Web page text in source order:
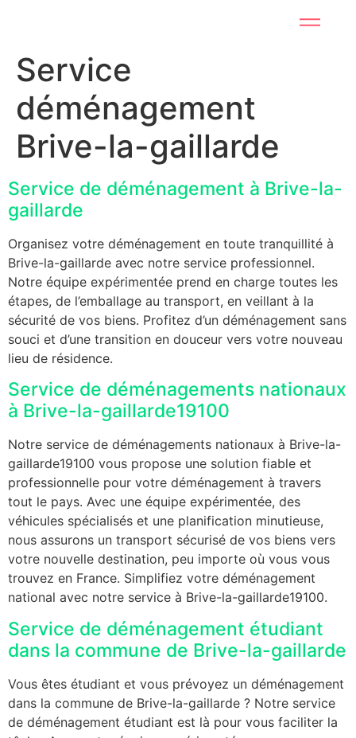
Service
déménagement
Brive-la-gaillarde
Service de déménagement à Brive-la-
gaillarde
Organisez votre déménagement en toute tranquillité à
Brive-la-gaillarde avec notre service professionnel.
Notre équipe expérimentée prend en charge toutes les
étapes, de l’emballage au transport, en veillant à la
sécurité de vos biens. Profitez d’un déménagement sans
souci et d’une transition en douceur vers votre nouveau
lieu de résidence.
Service de déménagements nationaux
à Brive-la-gaillarde19100
Notre service de déménagements nationaux à Brive-la-
gaillarde19100 vous propose une solution fiable et
professionnelle pour votre déménagement à travers
tout le pays. Avec une équipe expérimentée, des
véhicules spécialisés et une planification minutieuse,
nous assurons un transport sécurisé de vos biens vers
votre nouvelle destination, peu importe où vous vous
trouvez en France. Simplifiez votre déménagement
national avec notre service à Brive-la-gaillarde19100.
Service de déménagement étudiant
dans la commune de Brive-la-gaillarde
Vous êtes étudiant et vous prévoyez un déménagement
dans la commune de Brive-la-gaillarde ? Notre service
de déménagement étudiant est là pour vous faciliter la